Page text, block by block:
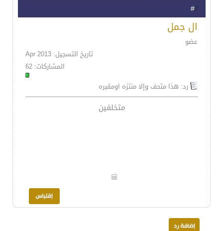
7
ال جمل
عضو
تاريخ التسجيل: Apr 2013
المشاركات: 62
رد: هذا متحف وإلا منتزه اومقبره
متخلفين